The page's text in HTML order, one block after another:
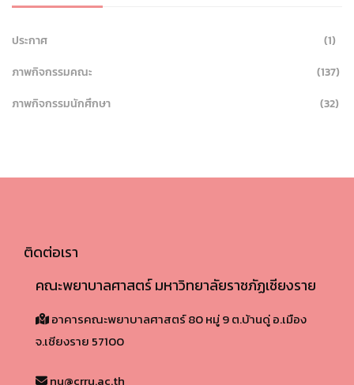
ประกาศ
(1)
ภาพกิจกรรมคณะ
(137)
ภาพกิจกรรมนักศึกษา
(32)
ติดต่อเรา
คณะพยาบาลศาสตร์ มหาวิทยาลัยราชภัฏเชียงราย
อาคารคณะพยาบาลศาสตร์ 80 หมู่ 9 ต.บ้านดู่ อ.เมือง
จ.เชียงราย 57100​
nu@crru.ac.th